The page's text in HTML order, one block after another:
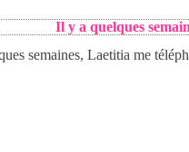
Il y a quelques